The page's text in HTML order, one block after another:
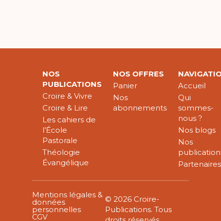
NOS
PUBLICATIONS
Croire & Vivre
Croire & Lire
Les cahiers de
l’École
Pastorale
Théologie
Évangélique
NOS OFFRES
Panier
Nos
abonnements
Accueil
Qui
sommes-
nous ?
Nos blogs
Nos
Partenaires
Mentions légales &
données
personnelles
CGV
© 2026 Croire-
Publications. Tous